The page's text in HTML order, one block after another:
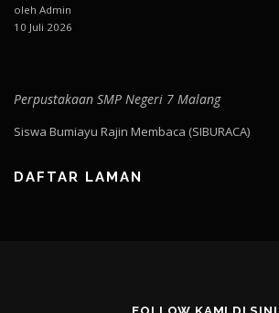
oleh Admin
10 Juli 2026
Perpustakaan SMP Negeri 7 Malang
Siswa Bumiayu Rajin Membaca (SIBURACA)
DAFTAR LAMAN